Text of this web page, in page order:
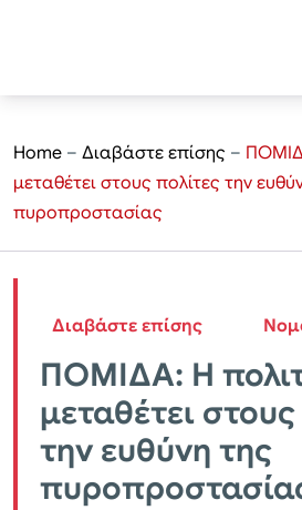
Home – Διαβάστε επίσης –
μεταθέτει στους πολίτες την
πυροπροστασίας
Διαβάστε επίσης
ΠΟΜΙΔΑ: Η
μεταθέτει στους
την ευθύνη της